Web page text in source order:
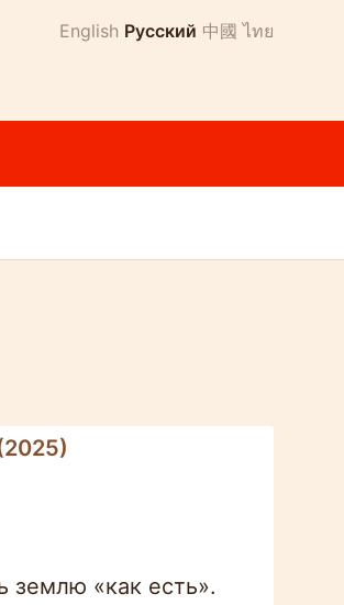
English Русский 中國 ไทย
землю «как есть».